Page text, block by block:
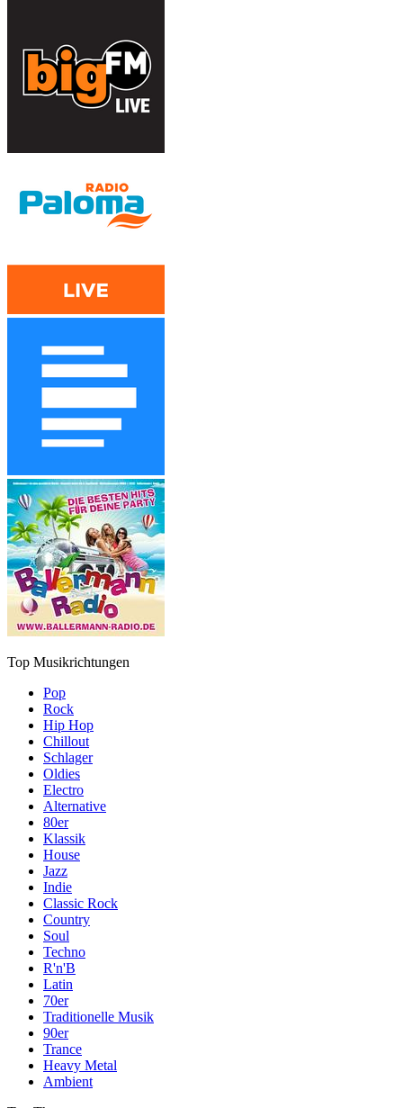
Top Musikrichtungen
Pop
Rock
Hip Hop
Chillout
Schlager
Oldies
Electro
Alternative
80er
Klassik
House
Jazz
Indie
Classic Rock
Country
Soul
Techno
R'n'B
Latin
70er
Traditionelle Musik
90er
Trance
Heavy Metal
Ambient